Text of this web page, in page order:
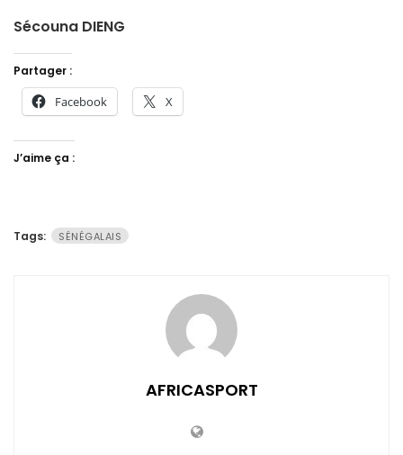
Sécouna DIENG
Partager :
Facebook X
J’aime ça :
Tags: SÉNÉGALAIS
AFRICASPORT